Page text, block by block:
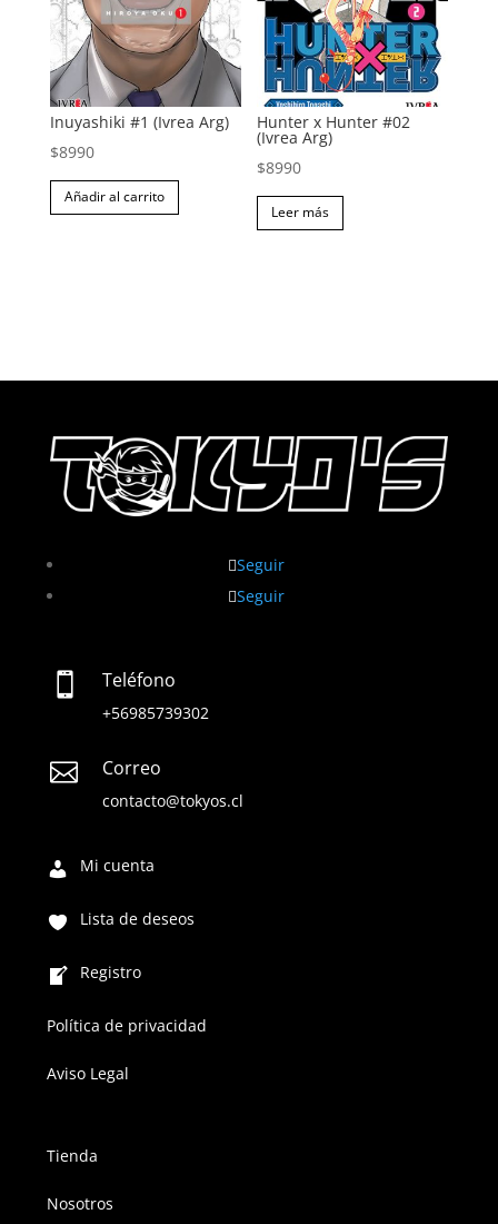
Inuyashiki #1 (Ivrea Arg)
$8990
Añadir al carrito
Hunter x Hunter #02
(Ivrea Arg)
$8990
Leer más
Seguir
Seguir
 Teléfono
+56985739302
 Correo
contacto@tokyos.cl
Mi cuenta
Lista de deseos
Registro
Política de privacidad
Aviso Legal
Tienda
Nosotros